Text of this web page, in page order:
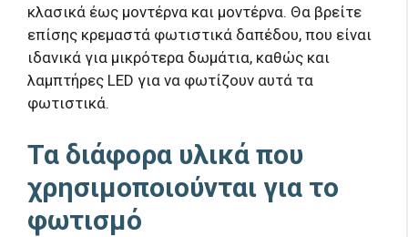
κλασικά έως μοντέρνα και μοντέρνα. Θα βρείτε
επίσης κρεμαστά φωτιστικά δαπέδου, που είναι
ιδανικά για μικρότερα δωμάτια, καθώς και
λαμπτήρες LED για να φωτίζουν αυτά τα
φωτιστικά.
Τα διάφορα υλικά που
χρησιμοποιούνται για το
φωτισμό